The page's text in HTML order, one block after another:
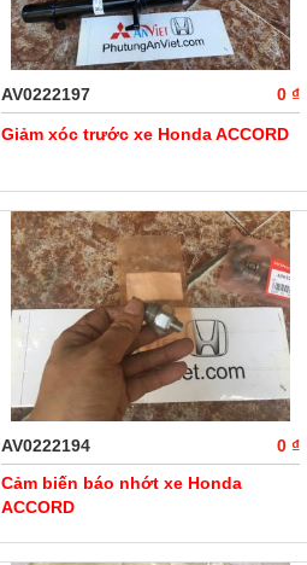
AV0222197 0 ₫
Giảm xóc trước xe Honda ACCORD
AV0222194
0 ₫
Cảm biến báo nhớt xe Honda
ACCORD